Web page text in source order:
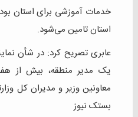
خدمات آموزشی برای استان
استان تامین می‌شود.
عابری تصریح کرد: در شأن
یک مدیر منطقه، بیش از
معاونین وزیر و مدیران کل
بستک نیوز